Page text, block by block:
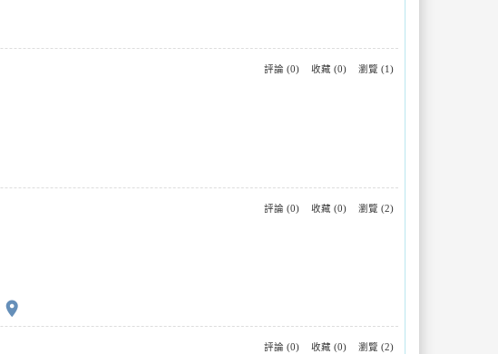
評論 (0) 收藏 (0) 瀏覽 (1)
評論 (0) 收藏 (0) 瀏覽 (2)
place
評論 (0) 收藏 (0) 瀏覽 (2)